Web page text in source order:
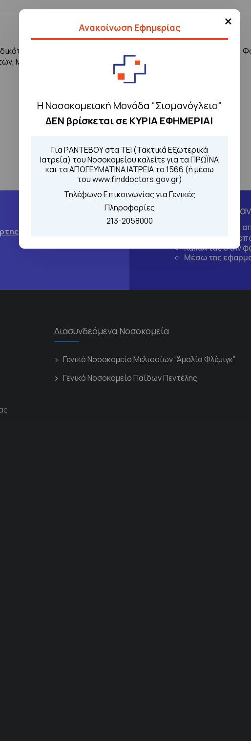
×
Ανακοίνωση Εφημερίας
Η Νοσοκομειακή Μονάδα “Σισμανόγλειο”
ΔΕΝ βρίσκεται σε ΚΥΡΙΑ ΕΦΗΜΕΡΙΑ!
Για ΡΑΝΤΕΒΟΥ στα ΤΕΙ (Τακτικά Εξωτερικά
Ιατρεία) του Νοσοκομείου καλείτε για τα ΠΡΩΪΝΑ
και τα ΑΠΟΓΕΥΜΑΤΙΝΑ ΙΑΤΡΕΙΑ το 1566 (ή μέσω
του www.finddoctors.gov.gr)
Τηλέφωνο Επικοινωνίας για Γενικές
Πληροφορίες
213-2058000
Επείγουσας και Εντατικής Νοσηλευτικής
Μεταλυκειακή Μαθητεία Βοηθών Νοσηλευτών
Περιοχής
Τηλέφωνα για
Για τα πρωινά και τα
Από τον
Καλώντας στην
Μέσω της
Διασυνδεόμενα Νοσοκομεία
Γενικό Νοσοκομείο Μελισσίων “Άμαλία Φλέμιγκ”
Γενικό Νοσοκομείο Παίδων Πεντέλης